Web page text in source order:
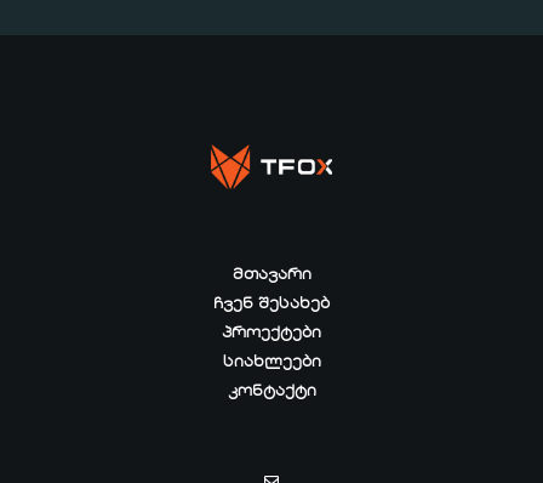
ᲛᲗᲐᲕᲐᲠᲘ
ᲩᲕᲔᲜ ᲨᲔᲡᲐᲮᲔᲑ
ᲞᲠᲝᲔᲥᲢᲔᲑᲘ
ᲡᲘᲐᲮᲚᲔᲔᲑᲘ
ᲙᲝᲜᲢᲐᲥᲢᲘ